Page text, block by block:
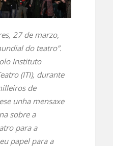
27 de marzo,
do teatro”.
Instituto
(ITI), durante
de
unha mensaxe
sobre a
para a
papel para a